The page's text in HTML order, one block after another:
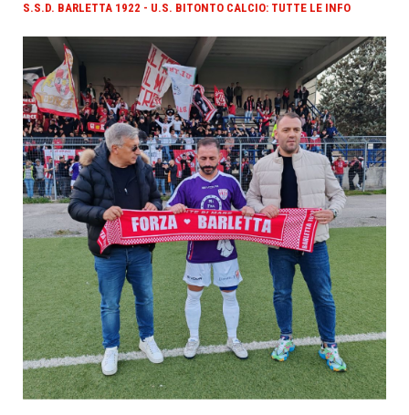
S.S.D. BARLETTA 1922 - U.S. BITONTO CALCIO: TUTTE LE INFO